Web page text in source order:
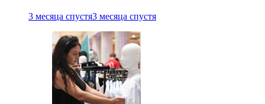
3 месяца спустя3 месяца спустя